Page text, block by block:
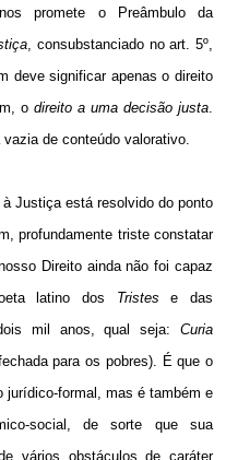
promete o Preâmbulo da
, consubstanciado no art. 5º,
deve significar apenas o direito
o direito a uma decisão justa.
vazia de conteúdo valorativo.
Justiça está resolvido do ponto
profundamente triste constatar
Direito ainda não foi capaz
latino dos Tristes e das
mil anos, qual seja: Curia
para os pobres). É que o
formal, mas é também e
social, de sorte que sua
vários obstáculos de caráter